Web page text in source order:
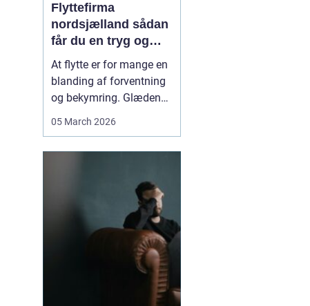
Flyttefirma
nordsjælland sådan
får du en tryg og
effektiv flytning
At flytte er for mange en
blanding af forventning
og bekymring. Glæden
ved et nyt hjem bliver
logistik, der skal gå op.
Flyttefirma Nordsjæ...
05 March 2026